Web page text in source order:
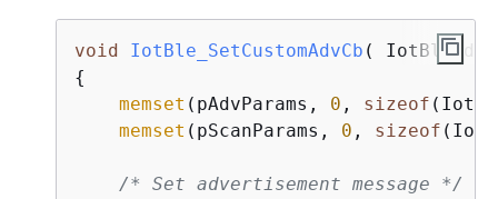
void IotBle_SetCustomAdvCb (
{
memset (pAdvParams, 0 , sizeof
memset (pScanParams, 0 , sizeof
/* Set advertisement message */